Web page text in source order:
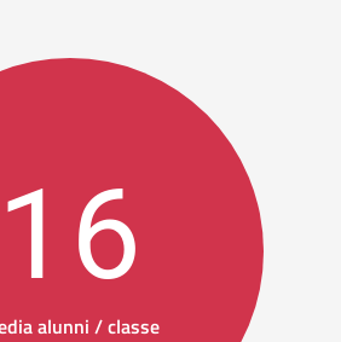
16
alunni / classe